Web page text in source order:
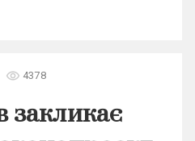
remove_red_eye 4378
закликає